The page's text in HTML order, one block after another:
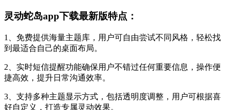
灵动蛇岛app下载最新版特点：
1、免费提供海量主题库，用户可自由尝试不同风格，轻松找
到最适合自己的桌面布局。
2、实时短信提醒功能确保用户不错过任何重要信息，操作便
捷高效，提升日常沟通效率。
3、支持多种主题显示方式，包括透明度调整，用户可根据喜
好自定义，打造专属灵动效果。